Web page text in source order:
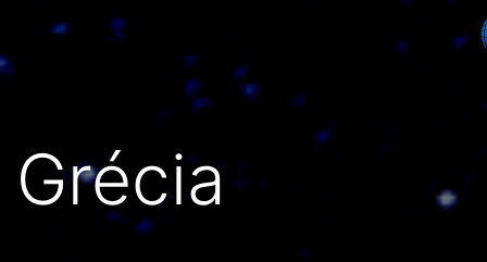
Países do Mundo
Grécia